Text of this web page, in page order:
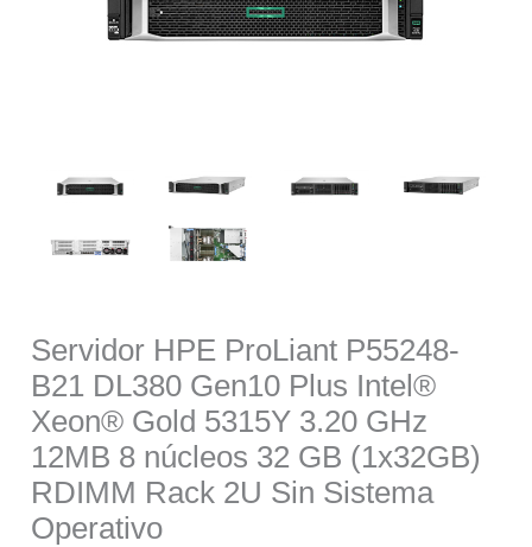
Servidor HPE ProLiant P55248-
B21 DL380 Gen10 Plus Intel®
Xeon® Gold 5315Y 3.20 GHz
12MB 8 núcleos 32 GB (1x32GB)
RDIMM Rack 2U Sin Sistema
Operativo